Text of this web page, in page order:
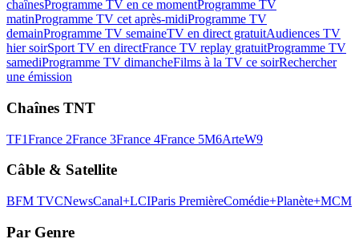
chaînesProgramme TV en ce momentProgramme TV
matinProgramme TV cet après-midiProgramme TV
demainProgramme TV semaineTV en direct gratuitAudiences TV
hier soirSport TV en directFrance TV replay gratuitProgramme TV
samediProgramme TV dimancheFilms à la TV ce soirRechercher
une émission
Chaînes TNT
TF1France 2France 3France 4France 5M6ArteW9
Câble & Satellite
BFM TVCNewsCanal+LCIParis PremièreComédie+Planète+MCM
Par Genre